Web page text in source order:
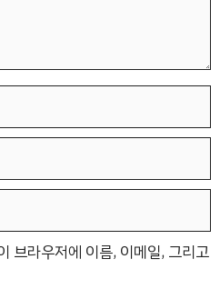
브라우저에 이름, 이메일, 그리고